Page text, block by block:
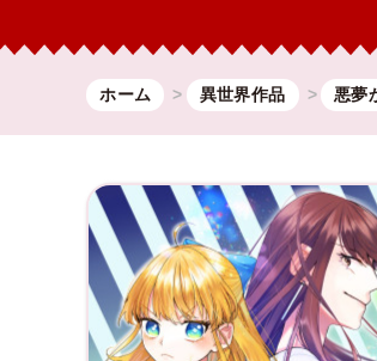
ホーム 異世界作品 悪夢